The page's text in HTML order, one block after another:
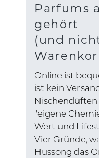
Parfums
gehört
(und
Online ist
ist kein
"eigene
Wert und
Vier Gründe,
Hussong das